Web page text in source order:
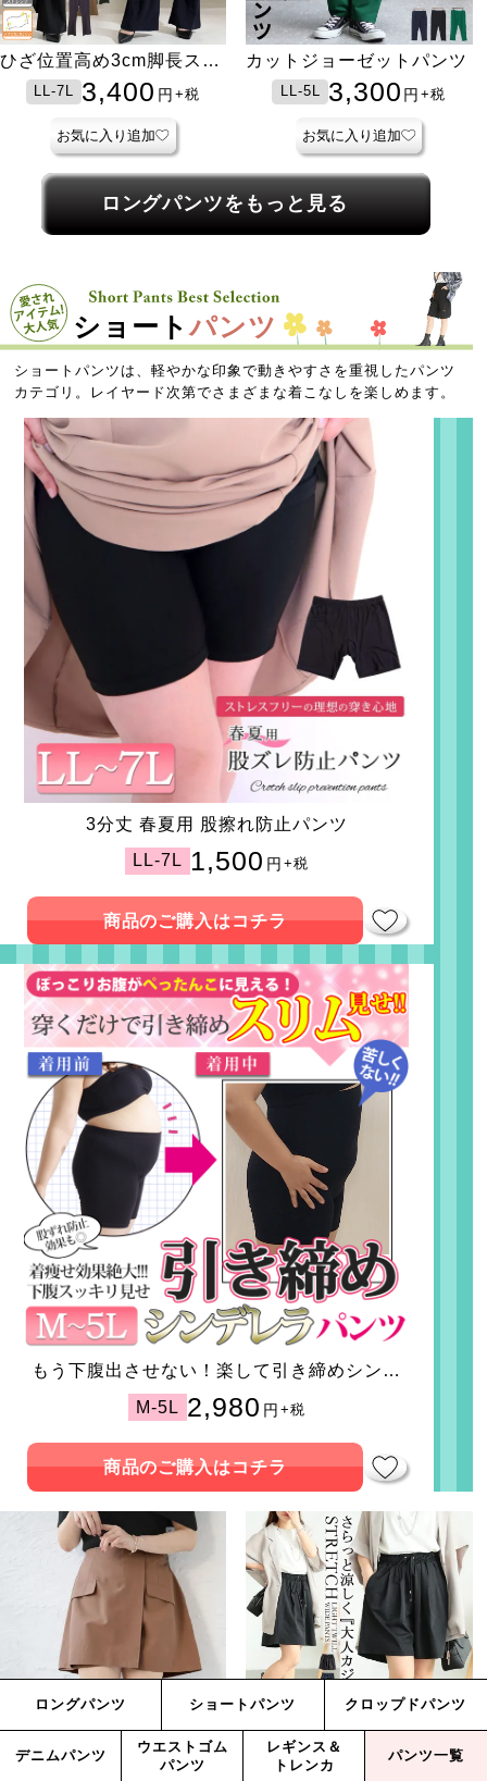
ひざ位置高め3cm脚長スト
レッチフレアパンツ
LL-7L 3,400 円 +税
お気に入り追加
カットジョーゼットパンツ
LL-5L 3,300 円 +税
お気に入り追加
ロングパンツをもっと見る
ショートパンツ
ショートパンツは、軽やかな印象で動きやすさを重視したパンツ
カテゴリ。レイヤード次第でさまざまな着こなしを楽しめます。
3分丈 春夏用 股擦れ防止パンツ
LL-7L
1,500 円 +税
商品のご購入はコチラ
もう下腹出させない！楽して引き締めシンデ
レラパンツ
M-5L 2,980 円 +税
商品のご購入はコチラ
キュロットパンツ
ストレッチライトツイルワ
イドハーフパンツ
ロングパンツ ショートパンツ クロップドパンツ
デニムパンツ
ウエストゴム
パンツ
レギンス＆
トレンカ
パンツ一覧